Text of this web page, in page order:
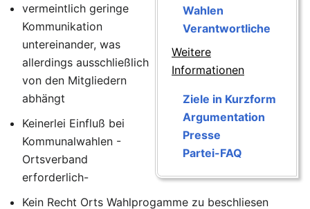
Wahlen
Verantwortliche
Weitere
Informationen
Ziele in Kurzform
Argumentation
Presse
Partei-FAQ
vermeintlich geringe
Kommunikation
untereinander, was
allerdings ausschließlich
von den Mitgliedern
abhängt
Keinerlei Einfluß bei
Kommunalwahlen -
Ortsverband
erforderlich-
Kein Recht Orts Wahlprogamme zu beschliesen